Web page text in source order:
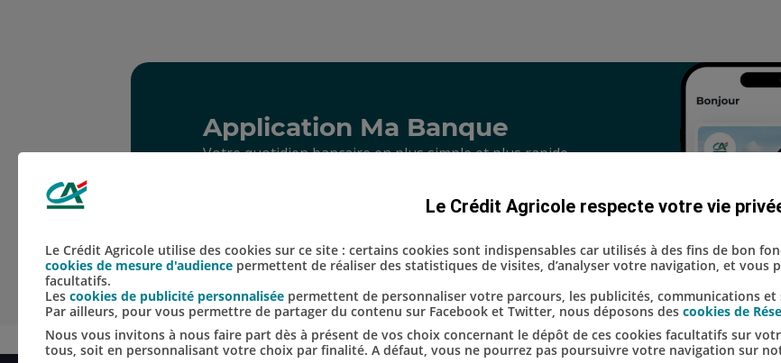
Application Ma Banque
Votre quotidien bancaire en plus simple et plus rapide.
Le Crédit Agricole respecte votre vie
Le Crédit Agricole utilise des cookies sur ce site : certains cookies sont indispensables car utilisés à des fins de bon
cookies de mesure d'audience permettent de réaliser des statistiques de visites, d’analyser votre navigation, et
facultatifs.
Les cookies de publicité personnalisée permettent de personnaliser votre parcours, les publicités, communications
Par ailleurs, pour vous permettre de partager du contenu sur Facebook et Twitter, nous déposons des cookies de
Nous vous invitons à nous faire part dès à présent de vos choix concernant le dépôt de ces cookies facultatifs sur
tous, soit en personnalisant votre choix par finalité. A défaut, vous ne pourrez pas poursuivre votre navigation sur